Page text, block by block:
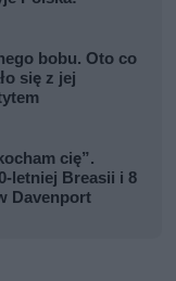
bobu. Oto co
się z jej
cię”.
letniej Breasii i 8
Davenport